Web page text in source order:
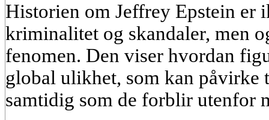
Historien om Jeffrey Epstein er
kriminalitet og skandaler, men
fenomen. Den viser hvordan
global ulikhet, som kan påvirke
samtidig som de forblir utenfor